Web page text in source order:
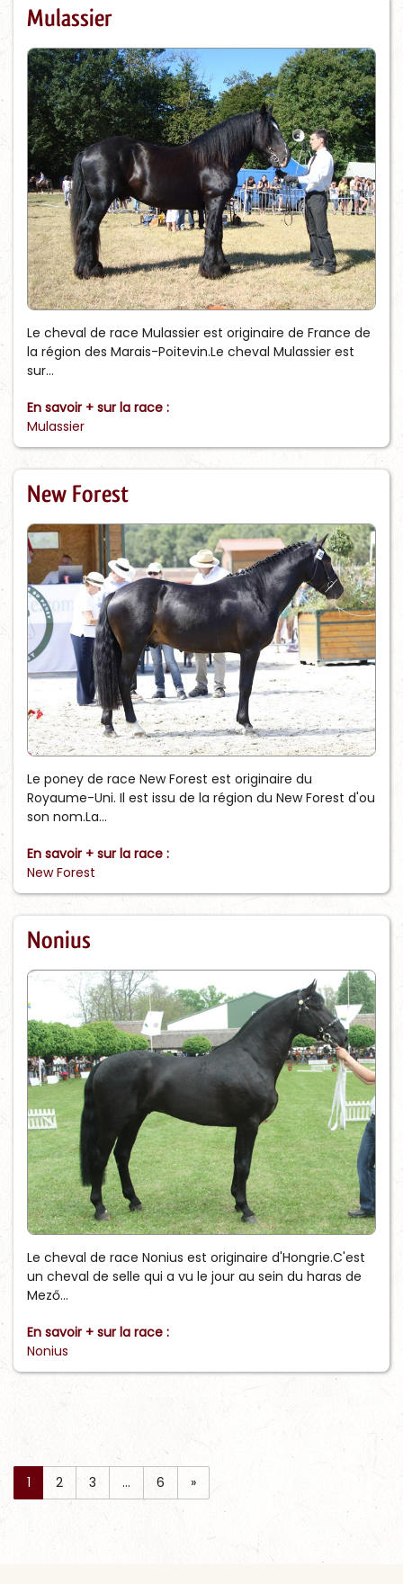
Mulassier
Le cheval de race Mulassier est originaire de France de
la région des Marais-Poitevin.Le cheval Mulassier est
sur...
En savoir + sur la race :
Mulassier
New Forest
Le poney de race New Forest est originaire du
Royaume-Uni. Il est issu de la région du New Forest d'ou
son nom.La...
En savoir + sur la race :
New Forest
Nonius
Le cheval de race Nonius est originaire d'Hongrie.C'est
un cheval de selle qui a vu le jour au sein du haras de
Mező...
En savoir + sur la race :
Nonius
1 2 3 … 6 »